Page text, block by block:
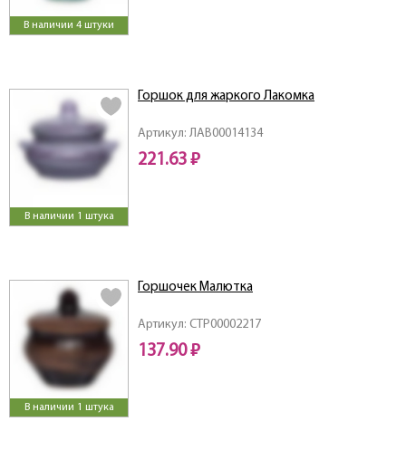
В наличии 4 штуки
В наличии 1 штука
Артикул: ЛАВ00014134
Горшок для жаркого Лакомка
221.63 ₽
В наличии 1 штука
Артикул: СТР00002217
Горшочек Малютка
137.90 ₽